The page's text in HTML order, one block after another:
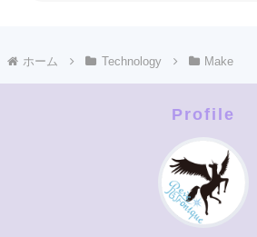
ホーム Technology Make
Profile